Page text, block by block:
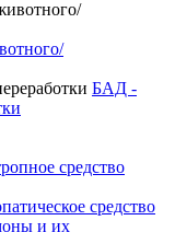
БАД -
средство
средство
и их